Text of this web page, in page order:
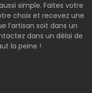
simple. Faites votre
choix et recevez une
l’artisan soit dans un
dans un délai de
la peine !